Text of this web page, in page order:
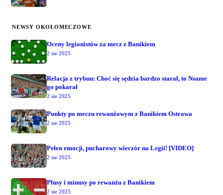
NEWSY OKOŁOMECZOWE
Oceny legionistów za mecz z Banikiem
2 sie 2025
Relacja z trybun: Choć się sędzia bardzo starał, to Nsame
go pokarał
2 sie 2025
Punkty po meczu rewanżowym z Banikiem Ostrawa
2 sie 2025
Pełen emocji, pucharowy wieczór na Legii! [VIDEO]
2 sie 2025
Plusy i minusy po rewanżu z Banikiem
2 sie 2025